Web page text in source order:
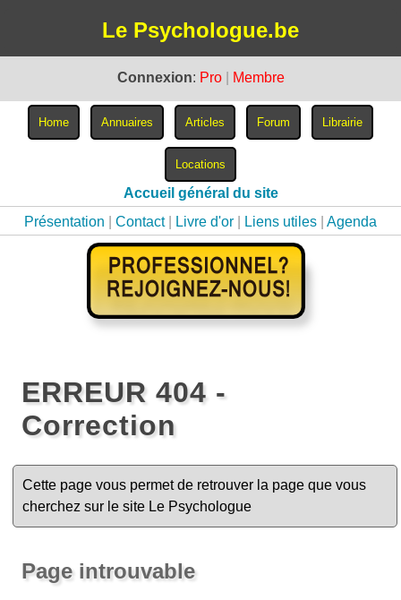
Le Psychologue.be
Connexion: Pro Membre
Accueil général du site
Présentation
Contact Livre d'or Liens utiles Agenda
ERREUR 404 -
Correction
Cette page vous permet de retrouver la page que vous
cherchez sur le site Le Psychologue
Page introuvable